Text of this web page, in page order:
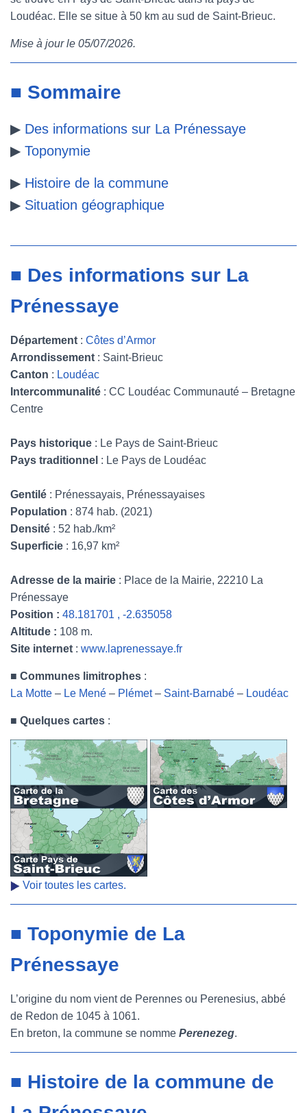
e
b
o
k
t
t
r
t
e
e
s
b
Loudéac. Elle se situe à 50 km au sud de Saint-Brieuc.
Mise à jour le 05/07/2026.
■ Sommaire
▶ Des informations sur La Prénessaye
▶ Toponymie
▶ Histoire de la commune
▶ Situation géographique
■ Des informations sur La
Prénessaye
Département : Côtes d’Armor
Arrondissement : Saint-Brieuc
Canton : Loudéac
Intercommunalité : CC Loudéac Communauté – Bretagne
Centre
Pays historique : Le Pays de Saint-Brieuc
Pays traditionnel : Le Pays de Loudéac
Gentilé : Prénessayais, Prénessayaises
Population : 874 hab. (2021)
Densité : 52 hab./km²
Superficie : 16,97 km²
Adresse de la mairie : Place de la Mairie, 22210 La
Prénessaye
Position : 48.181701 , -2.635058
Altitude : 108 m.
Site internet : www.laprenessaye.fr
■ Communes limitrophes :
La Motte – Le Mené – Plémet– Saint-Barnabé – Loudéac
■ Quelques cartes :
Voir toutes les cartes.
■ Toponymie de La
Prénessaye
L’origine du nom vient de Perennes ou Perenesius, abbé
de Redon de 1045 à 1061.
En breton, la commune se nomme Perenezeg.
■ Histoire de la commune de